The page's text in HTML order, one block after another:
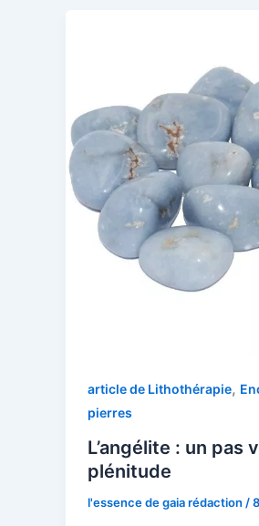
article de Lithothérapie,
pierres
L’angélite : un pas
plénitude
l'essence de gaia rédaction /